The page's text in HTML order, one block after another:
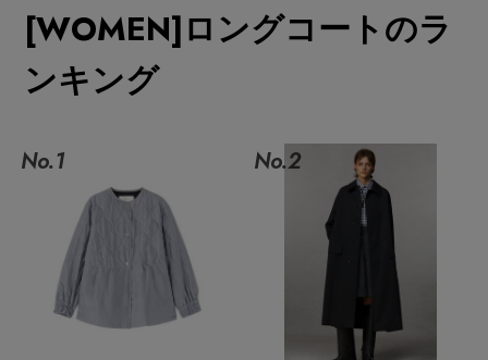
ブランド
最旬！トレンドワード
【予約】新作ウェアをチェック
【Tシャツ】デイリーに活躍
【日傘】完全遮光・軽量傘
アイテム一覧
SALE
CATEGORY
いち早くお届けします。
ご登録はこちら
ご利用ガイド
カスタマーサポート
[WOMEN]ロングコートのラ
ンキング
No.1 No.2